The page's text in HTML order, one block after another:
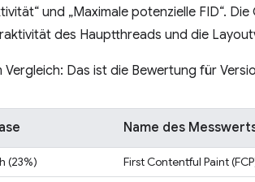
und „Maximale potenzielle FID“.
des Hauptthreads und die
Vergleich: Das ist die Bewertung für
Name des
(23%) First Contentful Paint